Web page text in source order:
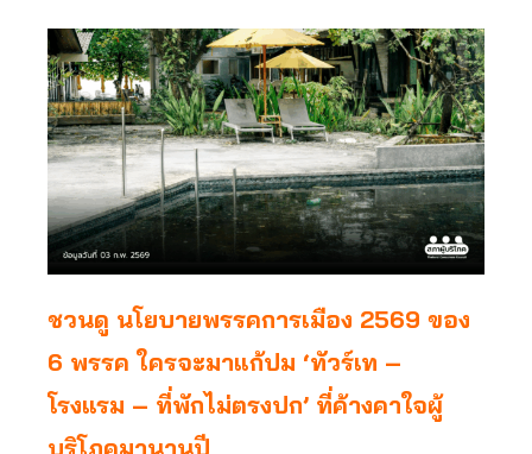
ชวนดู นโยบายพรรคการเมือง 2569 ของ
6 พรรค ใครจะมาแก้ปม ‘ทัวร์เท –
โรงแรม – ที่พักไม่ตรงปก’ ที่ค้างคาใจผู้
บริโภคมานานปี